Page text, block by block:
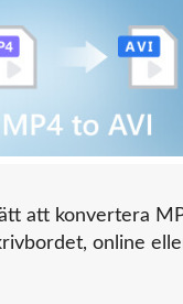
att konvertera
online